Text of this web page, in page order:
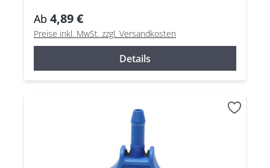
Ab 4,89 €
Preise inkl. MwSt. zzgl. Versandkosten
Details